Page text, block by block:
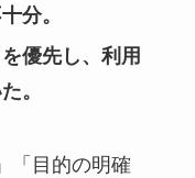
分。
優先し、利用
。
「目的の明確